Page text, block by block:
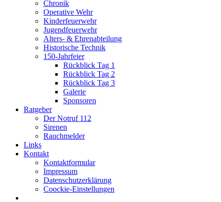
Chronik
Operative Wehr
Kinderfeuerwehr
Jugendfeuerwehr
Alters- & Ehrenabteilung
Historische Technik
150-Jahrfeier
Rückblick Tag 1
Rückblick Tag 2
Rückblick Tag 3
Galerie
Sponsoren
Ratgeber
Der Notruf 112
Sirenen
Rauchmelder
Links
Kontakt
Kontaktformular
Impressum
Datenschutzerklärung
Coockie-Einstellungen